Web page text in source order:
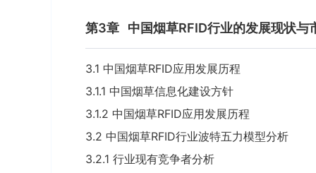
第3章 中国烟草RFID行业的发展现状与
3.1 中国烟草RFID应用发展历程
3.1.1 中国烟草信息化建设方针
3.1.2 中国烟草RFID应用发展历程
3.2 中国烟草RFID行业波特五力模型分析
3.2.1 行业现有竞争者分析